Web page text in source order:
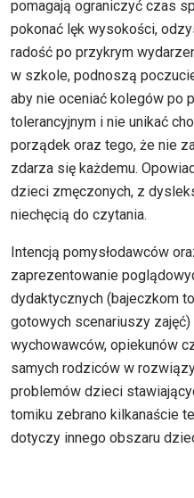
pomagają ograniczyć czas
pokonać lęk wysokości,
radość po przykrym
w szkole, podnoszą
aby nie oceniać kolegów po
tolerancyjnym i nie unikać
porządek oraz tego, że nie
zdarza się każdemu.
dzieci zmęczonych, z
niechęcią do czytania.
Intencją pomysłodawców
zaprezentowanie
dydaktycznych (bajeczkom
gotowych scenariuszy
wychowawców, opiekunów
samych rodziców w
problemów dzieci
tomiku zebrano kilkanaście
dotyczy innego obszaru